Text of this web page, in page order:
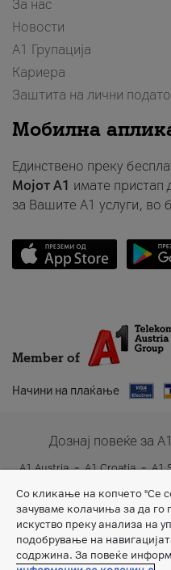
За нас
Новости
А1 Групација
Кариера
Заштита на лични
Мобилна
Единствено преку
Мојот A1 имате
за Вашите A1 услуги, во
Member of
Начини на плаќање
Дознај повеќе за
A1 Austria A1 Croatia A1
Со кликање на копчето "Се
зачуваме колачиња за да
искуство преку анализа на
подобрување на
содржина. За повеќе